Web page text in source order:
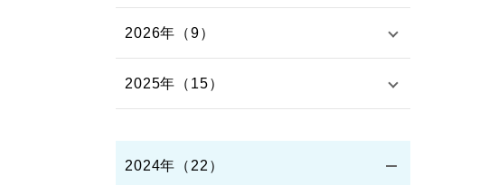
2026年（9）
2025年（15）
2024年（22）